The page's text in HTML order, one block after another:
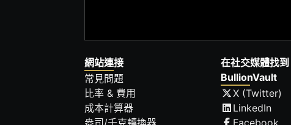
網站連接
常見問題
比率 & 費用
成本計算器
盎司/千克轉換器
在社交媒體找到
BullionVault
X (Twitter)
LinkedIn
Facebook